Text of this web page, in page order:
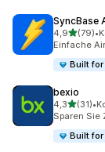
SyncBase
4,9von 5
(79)
79 •
Einfache
Built
bexio
4,3von 5
(31)
31 •
Sparen Sie
Built